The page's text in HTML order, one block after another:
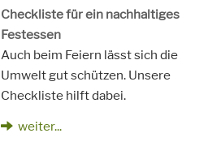
Checkliste für ein nachhaltiges
Festessen
Auch beim Feiern lässt sich die
Umwelt gut schützen. Unsere
Checkliste hilft dabei.
weiter...